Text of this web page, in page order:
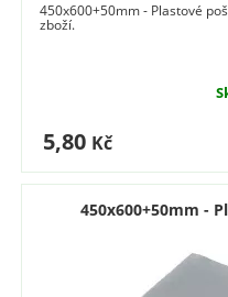
450x600+50mm - Plastové
zboží.
5,80 Kč
450x600+50mm -